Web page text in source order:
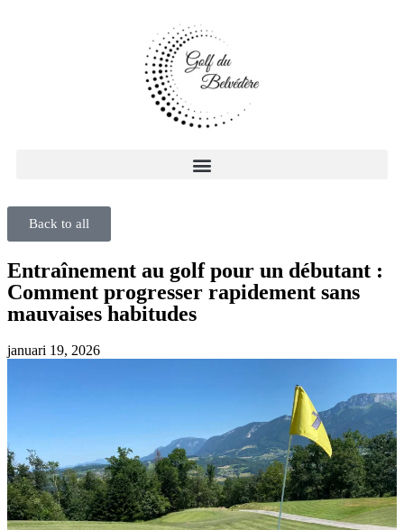
Back to all
Entraînement au golf pour un débutant :
Comment progresser rapidement sans
mauvaises habitudes
januari 19, 2026